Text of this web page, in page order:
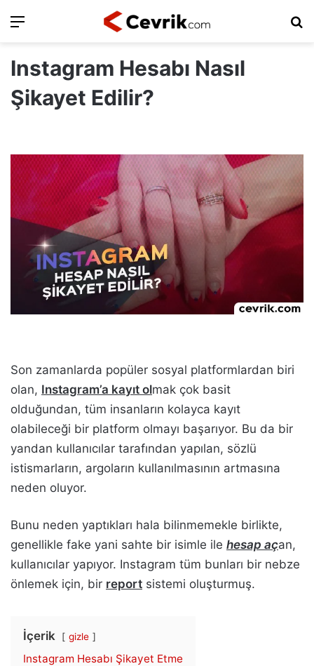
Ara
Instagram Hesabı Nasıl
Şikayet Edilir?
Son zamanlarda popüler sosyal platformlardan biri
olan, Instagram’a kayıt olmak çok basit
olduğundan, tüm insanların kolayca kayıt
olabileceği bir platform olmayı başarıyor. Bu da bir
yandan kullanıcılar tarafından yapılan, sözlü
istismarların, argoların kullanılmasının artmasına
neden oluyor.
Bunu neden yaptıkları hala bilinmemekle birlikte,
genellikle fake yani sahte bir isimle ile hesap açan,
kullanıcılar yapıyor. Instagram tüm bunları bir nebze
önlemek için, bir report sistemi oluşturmuş.
İçerik gizle
Instagram Hesabı Şikayet Etme